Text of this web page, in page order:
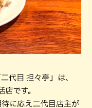
代目 担々亭」は、
です。
に応え二代目店主が